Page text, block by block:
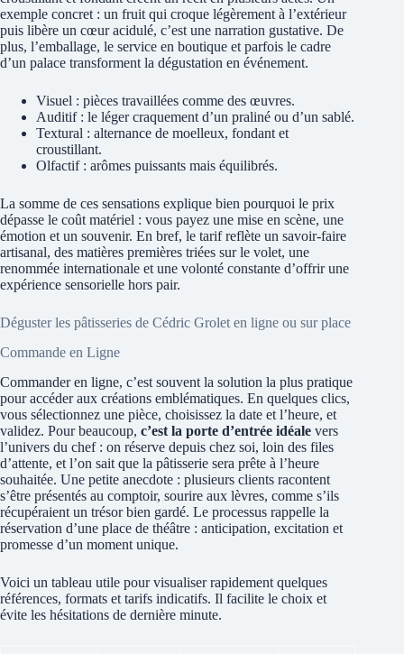
exemple concret : un fruit qui croque légèrement à l’extérieur
puis libère un cœur acidulé, c’est une narration gustative. De
plus, l’emballage, le service en boutique et parfois le cadre
d’un palace transforment la dégustation en événement.
Visuel : pièces travaillées comme des œuvres.
Auditif : le léger craquement d’un praliné ou d’un sablé.
Textural : alternance de moelleux, fondant et
croustillant.
Olfactif : arômes puissants mais équilibrés.
La somme de ces sensations explique bien pourquoi le prix
dépasse le coût matériel : vous payez une mise en scène, une
émotion et un souvenir. En bref, le tarif reflète un savoir-faire
artisanal, des matières premières triées sur le volet, une
renommée internationale et une volonté constante d’offrir une
expérience sensorielle hors pair.
Déguster les pâtisseries de Cédric Grolet en ligne ou sur place
Commande en Ligne
Commander en ligne, c’est souvent la solution la plus pratique
pour accéder aux créations emblématiques. En quelques clics,
vous sélectionnez une pièce, choisissez la date et l’heure, et
validez. Pour beaucoup, c’est la porte d’entrée idéale vers
l’univers du chef : on réserve depuis chez soi, loin des files
d’attente, et l’on sait que la pâtisserie sera prête à l’heure
souhaitée. Une petite anecdote : plusieurs clients racontent
s’être présentés au comptoir, sourire aux lèvres, comme s’ils
récupéraient un trésor bien gardé. Le processus rappelle la
réservation d’une place de théâtre : anticipation, excitation et
promesse d’un moment unique.
Voici un tableau utile pour visualiser rapidement quelques
références, formats et tarifs indicatifs. Il facilite le choix et
évite les hésitations de dernière minute.